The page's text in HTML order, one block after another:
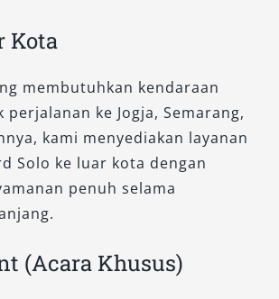
mengurangi kesan mewahnya.
cocok digunakan untuk antar
Balapan.
X CVT
standar, tipe ini tetap
khas Alphard
seperti kursi baris kedua
otomatis, dan pengendalian
Kota
membutuhkan kendaraan
perjalanan ke Jogja, Semarang,
kami menyediakan layanan
Solo ke luar kota dengan
penuh selama
(Acara Khusus)